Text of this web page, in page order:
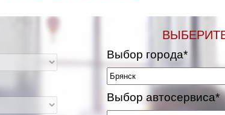
Выбор города*
Выбор автосервиса*